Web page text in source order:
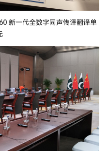
新一代全数字同声传译翻译单